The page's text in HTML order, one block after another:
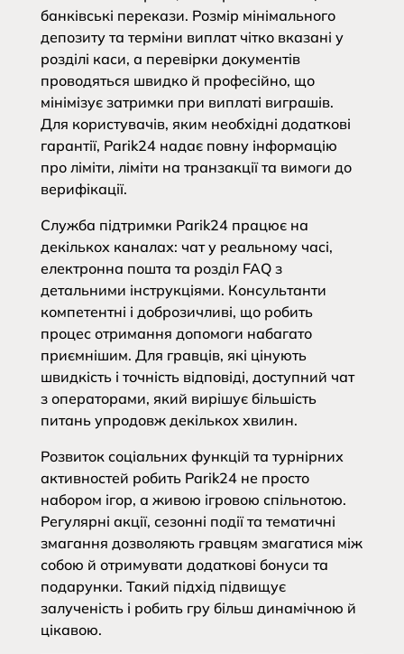
банківські перекази. Розмір мінімального
депозиту та терміни виплат чітко вказані у
розділі каси, а перевірки документів
проводяться швидко й професійно, що
мінімізує затримки при виплаті виграшів.
Для користувачів, яким необхідні додаткові
гарантії, Parik24 надає повну інформацію
про ліміти, ліміти на транзакції та вимоги до
верифікації.
Служба підтримки Parik24 працює на
декількох каналах: чат у реальному часі,
електронна пошта та розділ FAQ з
детальними інструкціями. Консультанти
компетентні і доброзичливі, що робить
процес отримання допомоги набагато
приємнішим. Для гравців, які цінують
швидкість і точність відповіді, доступний чат
з операторами, який вирішує більшість
питань упродовж декількох хвилин.
Розвиток соціальних функцій та турнірних
активностей робить Parik24 не просто
набором ігор, а живою ігровою спільнотою.
Регулярні акції, сезонні події та тематичні
змагання дозволяють гравцям змагатися між
собою й отримувати додаткові бонуси та
подарунки. Такий підхід підвищує
залученість і робить гру більш динамічною й
цікавою.